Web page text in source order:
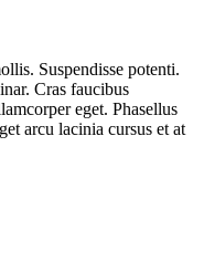
Suspendisse potenti.
Cras faucibus
eget. Phasellus
arcu lacinia cursus et at